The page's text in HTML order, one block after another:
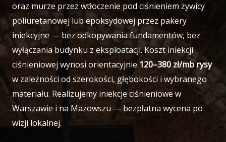
oraz murze przez wtłoczenie pod ciśnieniem żywicy
poliuretanowej lub epoksydowej przez pakery
iniekcyjne — bez odkopywania fundamentów, bez
wyłączania budynku z eksploatacji. Koszt iniekcji
ciśnieniowej wynosi orientacyjnie 120–380 zł/mb rysy
w zależności od szerokości, głębokości i wybranego
materiału. Realizujemy iniekcje ciśnieniowe w
Warszawie i na Mazowszu — bezpłatna wycena po
wizji lokalnej.